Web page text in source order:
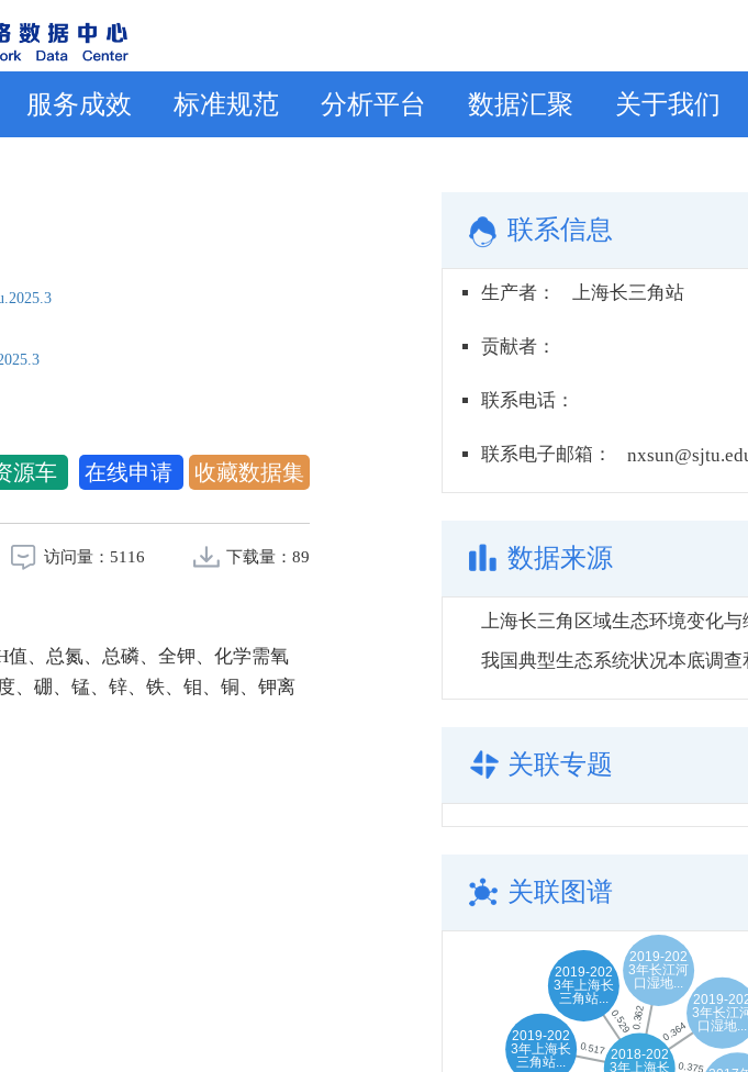
服务成效 标准规范 分析平台 数据汇聚 关于我们
源车 在线申请 收藏数据集
访问量： 5116 下载量： 89
值、总氮、总磷、全钾、化学需氧
、硼、锰、锌、铁、钼、铜、钾离
联系信息
生产者 ： 上海长三角站
贡献者 ：
联系电话 ：
联系电子邮箱 ：
数据来源
关联专题
关联图谱